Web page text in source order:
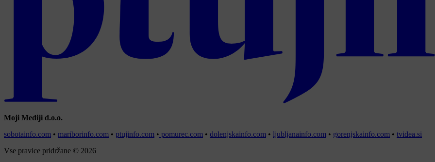
Moji Mediji d.o.o.
sobotainfo.com • mariborinfo.com • ptujinfo.com • pomurec.com • dolenjskainfo.com • ljubljanainfo.com • gorenjskainfo.com • tvidea.si
Vse pravice pridržane © 2026